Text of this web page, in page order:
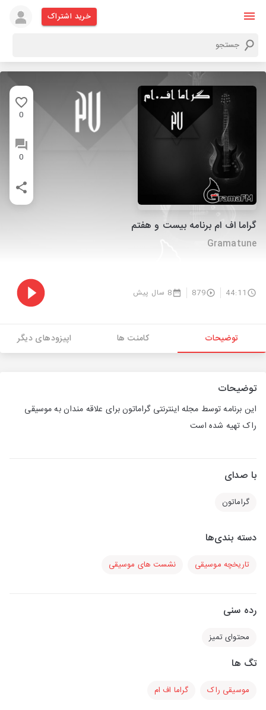
خرید اشتراک
0
0
گراما اف ام برنامه بیست و هفتم
Gramatune
44:11
879 8 سال پیش
توضیحات کامنت ها اپیزودهای دیگر
توضیحات
این برنامه توسط مجله اینترنتی گراماتون برای علاقه مندان به موسیقی
راک تهیه شده است
با صدای
گراماتون
دسته بندی‌ها
تاریخچه موسیقی نشست های موسیقی
رده سنی
محتوای تمیز
تگ ها
موسیقی راک گراما اف ام